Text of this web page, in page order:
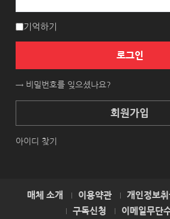
기억하기
로그인
→ 비밀번호를 잊으셨나요?
회원가입
아이디 찾기
매체 소개 이용약관 개인정보
구독신청
이메일무단